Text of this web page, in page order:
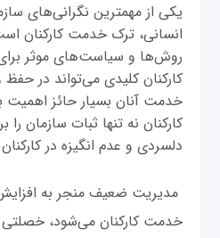
یکی از مهمترین نگرانی‌‌های
انسانی، ترک خدمت کارکنان
روش‌ها و سیاست‌های موثر
کارکنان کلیدی می‌تواند در
خدمت آنان بسیار حائز
کارکنان نه تنها ثبات سازمان‌
دلسردی و عدم انگیزه در
مدیریت ضعیف منجر به
خدمت کارکنان می‌شود، خصلتی